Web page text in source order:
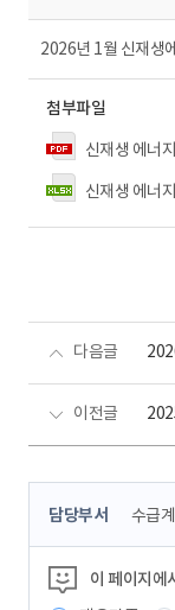
2026년 1월 신재생
첨부파일
신재생 에너
신재생 에너
다음글
이전글
콘
츠
정
보
담당부서 수급
이 페이지에